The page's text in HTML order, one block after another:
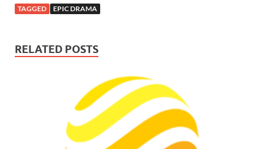
TAGGED EPIC DRAMA
RELATED POSTS